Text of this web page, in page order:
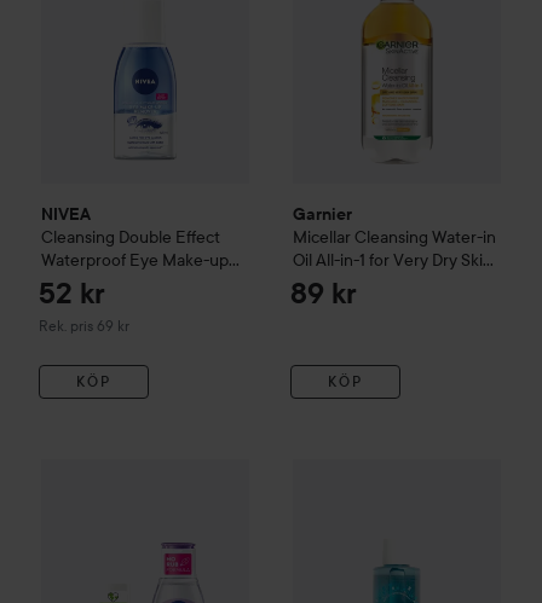
NIVEA
Cleansing Double Effect
Waterproof Eye Make-up
Remover
52 kr
Rek. pris 69 kr
Rekommenderat pris 69 kr
KÖP
Garnier
Micellar Cleansing Water-in
Oil All-in-1 for Very Dry Skin
400 ml
89 kr
KÖP